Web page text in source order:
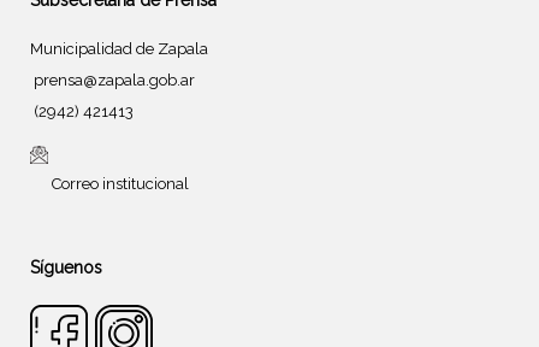
Municipalidad de Zapala
prensa@zapala.gob.ar
(2942) 421413
Correo institucional
Síguenos